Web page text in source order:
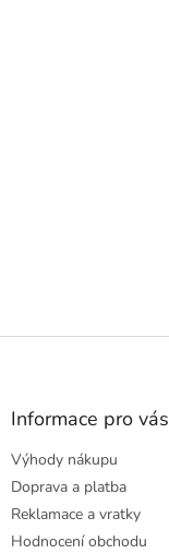
Z
Informace pro vás
Výhody nákupu
Doprava a platba
Reklamace a vratky
Hodnocení obchodu